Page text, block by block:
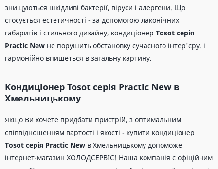
знищуються шкідливі бактерії, віруси і алергени. Що
стосується естетичності - за допомогою лаконічних
габаритів і стильного дизайну, кондиціонер Tosot серія
Practic New не порушить обстановку сучасного інтер'єру, і
гармонійно впишеться в загальну картину.
Кондиціонер Tosot серія Practic New в
Хмельницькому
Якщо Ви хочете придбати пристрій, з оптимальним
співвідношенням вартості і якості - купити кондиціонер
Tosot серія Practic New в Хмельницькому допоможе
інтернет-магазин ХОЛОДСЕРВІС! Наша компанія є офіційним